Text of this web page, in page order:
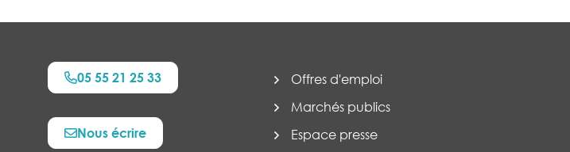
05 55 21 25 33
Nous écrire
Offres d'emploi
Marchés publics
Espace presse